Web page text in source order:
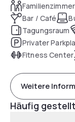
Bar / Café
Tagungsraum
Privater
Fitness Center
Weitere
Häufig